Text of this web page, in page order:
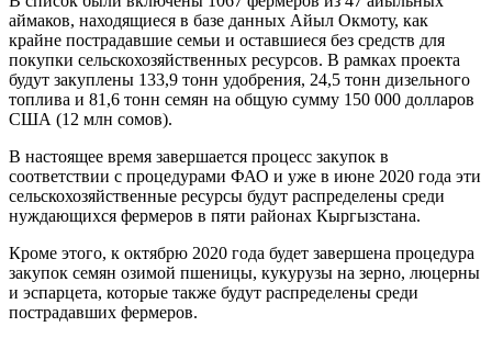
аймаков, находящиеся в базе данных Айыл Окмоту, как
крайне пострадавшие семьи и оставшиеся без средств для
покупки сельскохозяйственных ресурсов. В рамках проекта
будут закуплены 133,9 тонн удобрения, 24,5 тонн дизельного
топлива и 81,6 тонн семян на общую сумму 150 000 долларов
США (12 млн сомов).
В настоящее время завершается процесс закупок в
соответствии с процедурами ФАО и уже в июне 2020 года эти
сельскохозяйственные ресурсы будут распределены среди
нуждающихся фермеров в пяти районах Кыргызстана.
Кроме этого, к октябрю 2020 года будет завершена процедура
закупок семян озимой пшеницы, кукурузы на зерно, люцерны
и эспарцета, которые также будут распределены среди
пострадавших фермеров.